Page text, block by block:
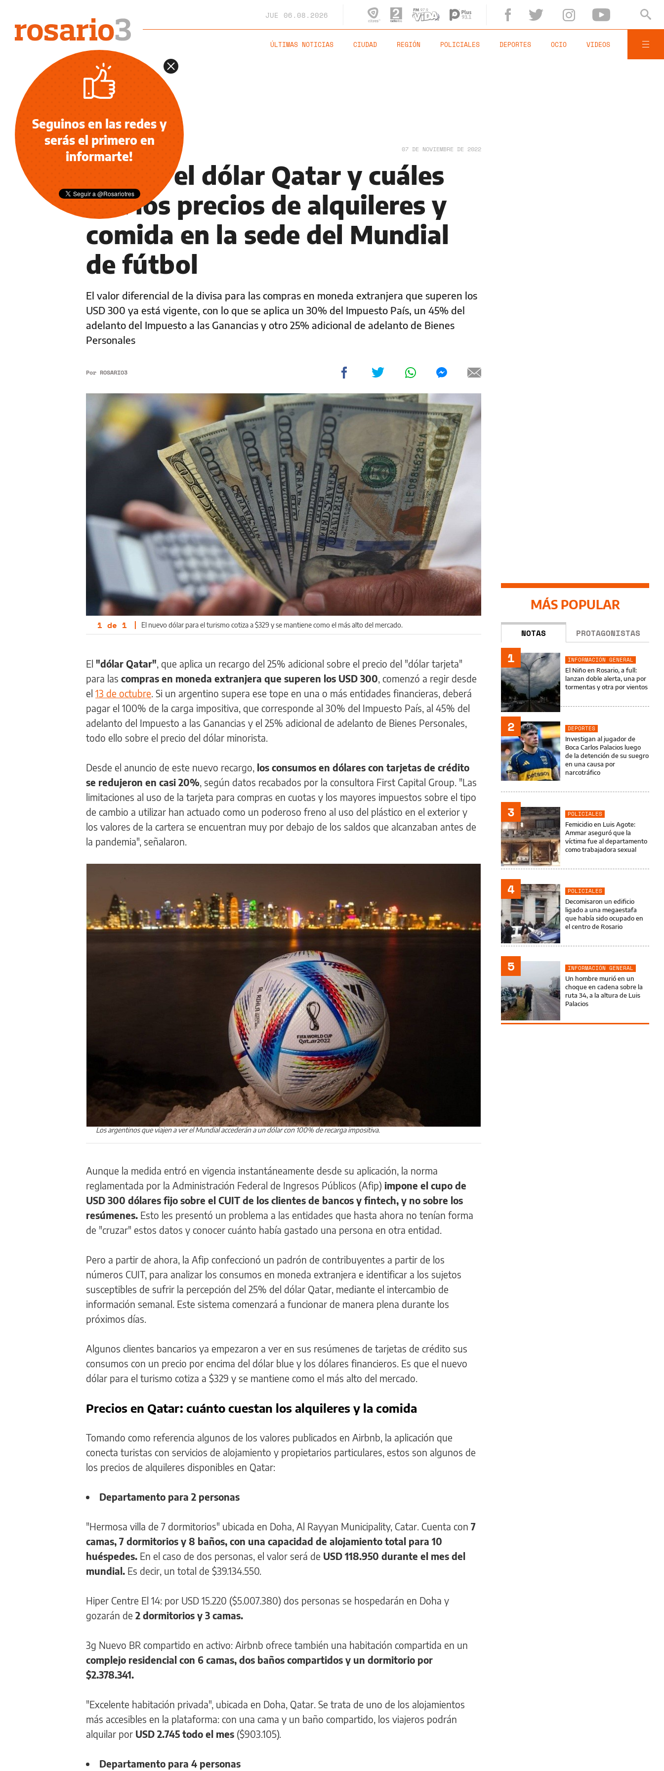
JUE 06.08.2026
ÚLTIMAS NOTICIAS CIUDAD REGIÓN POLICIALES DEPORTES OCIO VIDEOS
INFORMACIÓN GENERAL 07 DE NOVIEMBRE DE 2022
Qué es el dólar Qatar y cuáles
son los precios de alquileres y
comida en la sede del Mundial
de fútbol
El valor diferencial de la divisa para las compras en moneda extranjera que superen los
USD 300 ya está vigente, con lo que se aplica un 30% del Impuesto País, un 45% del
adelanto del Impuesto a las Ganancias y otro 25% adicional de adelanto de Bienes
Personales
Por ROSARIO3
1 de 1 | El nuevo dólar para el turismo cotiza a $329 y se mantiene como el más alto del mercado.
El "dólar Qatar" , que aplica un recargo del 25% adicional sobre el precio del "dólar tarjeta"
para las compras en moneda extranjera que superen los USD 300 , comenzó a regir desde
el 13 de octubre . Si un argentino supera ese tope en una o más entidades financieras, deberá
pagar el 100% de la carga impositiva, que corresponde al 30% del Impuesto País, al 45% del
adelanto del Impuesto a las Ganancias y el 25% adicional de adelanto de Bienes Personales,
todo ello sobre el precio del dólar minorista.
Desde el anuncio de este nuevo recargo, los consumos en dólares con tarjetas de crédito
se redujeron en casi 20% , según datos recabados por la consultora First Capital Group. "Las
limitaciones al uso de la tarjeta para compras en cuotas y los mayores impuestos sobre el tipo
de cambio a utilizar han actuado como un poderoso freno al uso del plástico en el exterior y
los valores de la cartera se encuentran muy por debajo de los saldos que alcanzaban antes de
la pandemia", señalaron.
Los argentinos que viajen a ver el Mundial accederán a un dólar con 100% de recarga impositiva.
Aunque la medida entró en vigencia instantáneamente desde su aplicación, la norma
reglamentada por la Administración Federal de Ingresos Públicos (Afip) impone el cupo de
USD 300 dólares fijo sobre el CUIT de los clientes de bancos y fintech, y no sobre los
resúmenes. Esto les presentó un problema a las entidades que hasta ahora no tenían forma
de "cruzar" estos datos y conocer cuánto había gastado una persona en otra entidad.
Pero a partir de ahora, la Afip confeccionó un padrón de contribuyentes a partir de los
números CUIT, para analizar los consumos en moneda extranjera e identificar a los sujetos
susceptibles de sufrir la percepción del 25% del dólar Qatar, mediante el intercambio de
información semanal. Este sistema comenzará a funcionar de manera plena durante los
próximos días.
Algunos clientes bancarios ya empezaron a ver en sus resúmenes de tarjetas de crédito sus
consumos con un precio por encima del dólar blue y los dólares financieros. Es que el nuevo
dólar para el turismo cotiza a $329 y se mantiene como el más alto del mercado.
Precios en Qatar: cuánto cuestan los alquileres y la comida
Tomando como referencia algunos de los valores publicados en Airbnb, la aplicación que
conecta turistas con servicios de alojamiento y propietarios particulares, estos son algunos de
los precios de alquileres disponibles en Qatar:
Departamento para 2 personas
"Hermosa villa de 7 dormitorios" ubicada en Doha, Al Rayyan Municipality, Catar. Cuenta con 7
camas, 7 dormitorios y 8 baños, con una capacidad de alojamiento total para 10
huéspedes. En el caso de dos personas, el valor será de USD 118.950 durante el mes del
mundial. Es decir, un total de $39.134.550.
Hiper Centre El 14: por USD 15.220 ($5.007.380) dos personas se hospedarán en Doha y
gozarán de 2 dormitorios y 3 camas.
3g Nuevo BR compartido en activo: Airbnb ofrece también una habitación compartida en un
complejo residencial con 6 camas, dos baños compartidos y un dormitorio por
$2.378.341.
"Excelente habitación privada", ubicada en Doha, Qatar. Se trata de uno de los alojamientos
más accesibles en la plataforma: con una cama y un baño compartido, los viajeros podrán
alquilar por USD 2.745 todo el mes ($903.105).
Departamento para 4 personas
MÁS POPULAR
NOTAS PROTAGONISTAS
1
INFORMACIÓN GENERAL
El Niño en Rosario, a full:
lanzan doble alerta, una por
tormentas y otra por vientos
2
DEPORTES
Investigan al jugador de
Boca Carlos Palacios luego
de la detención de su suegro
en una causa por
narcotráfico
3
POLICIALES
Femicidio en Luis Agote:
Ammar aseguró que la
víctima fue al departamento
como trabajadora sexual
4
POLICIALES
Decomisaron un edificio
ligado a una megaestafa
que había sido ocupado en
el centro de Rosario
5
INFORMACIÓN GENERAL
Un hombre murió en un
choque en cadena sobre la
ruta 34, a la altura de Luis
Palacios
Seguinos en las redes y
serás el primero en
informarte!